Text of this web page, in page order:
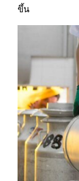
ขึ้น